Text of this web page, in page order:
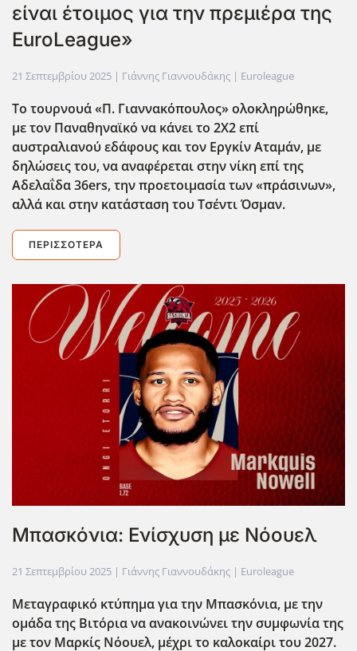
είναι έτοιμος για την πρεμιέρα της
EuroLeague»
21 Σεπτεμβρίου 2025 | Γιάννης Γιαννουδάκης | Euroleague
Το τουρνουά «Π. Γιαννακόπουλος» ολοκληρώθηκε,
με τον Παναθηναϊκό να κάνει το 2Χ2 επί
αυστραλιανού εδάφους και τον Εργκίν Αταμάν, με
δηλώσεις του, να αναφέρεται στην νίκη επί της
Αδελαΐδα 36ers, την προετοιμασία των «πράσινων»,
αλλά και στην κατάσταση του Τσέντι Όσμαν.
ΠΕΡΙΣΣΌΤΕΡΑ
Μπασκόνια: Ενίσχυση με Νόουελ
21 Σεπτεμβρίου 2025 | Γιάννης Γιαννουδάκης | Euroleague
Μεταγραφικό κτύπημα για την Μπασκόνια, με την
ομάδα της Βιτόρια να ανακοινώνει την συμφωνία της
με τον Μαρκίς Νόουελ, μέχρι το καλοκαίρι του 2027.